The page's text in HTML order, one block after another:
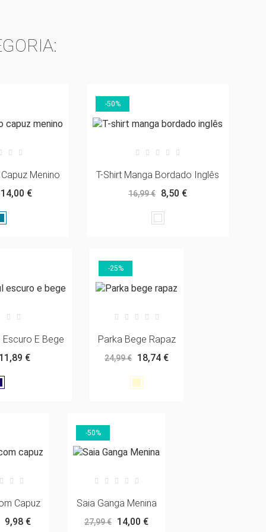
Menino
14,00 €
Azul
-50%
T-Shirt Manga Bordado Inglês
16,99 € 8,50 €
Branco
E Bege
€
-25%
Parka Bege Rapaz
24,99 € 18,74 €
Bege
Capuz
9,98 €
-50%
Saia Ganga Menina
27,99 € 14,00 €